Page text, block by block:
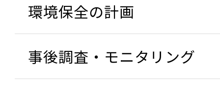
環境保全の計画
事後調査・モニタリング